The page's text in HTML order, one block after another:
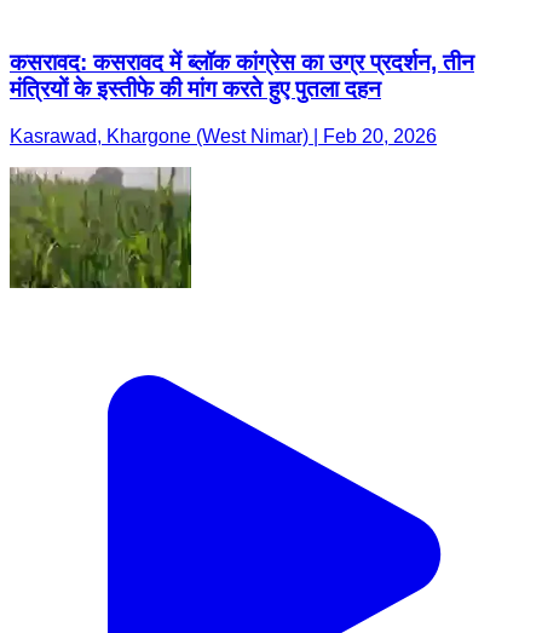
कसरावद: कसरावद में ब्लॉक कांग्रेस का उग्र प्रदर्शन, तीन
मंत्रियों के इस्तीफे की मांग करते हुए पुतला दहन
Kasrawad, Khargone (West Nimar) | Feb 20, 2026